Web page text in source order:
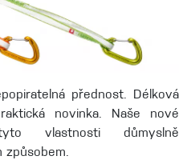
přednost. Délková
novinka. Naše nové
vlastnosti důmyslně
způsobem.